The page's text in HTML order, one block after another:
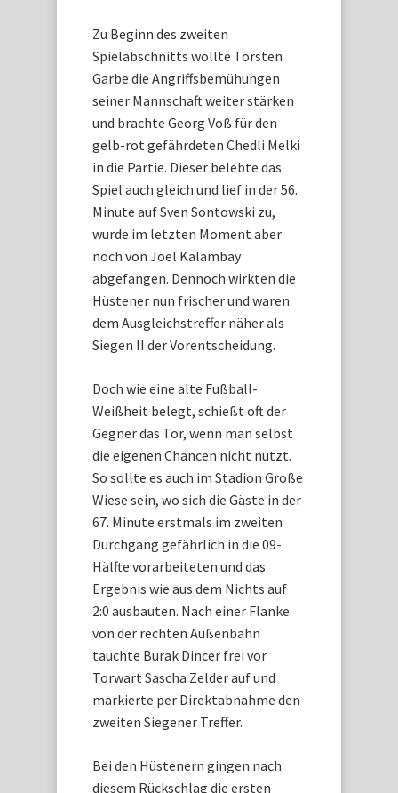
Zu Beginn des zweiten
Spielabschnitts wollte Torsten
Garbe die Angriffsbemühungen
seiner Mannschaft weiter stärken
und brachte Georg Voß für den
gelb-rot gefährdeten Chedli Melki
in die Partie. Dieser belebte das
Spiel auch gleich und lief in der 56.
Minute auf Sven Sontowski zu,
wurde im letzten Moment aber
noch von Joel Kalambay
abgefangen. Dennoch wirkten die
Hüstener nun frischer und waren
dem Ausgleichstreffer näher als
Siegen II der Vorentscheidung.
Doch wie eine alte Fußball-
Weißheit belegt, schießt oft der
Gegner das Tor, wenn man selbst
die eigenen Chancen nicht nutzt.
So sollte es auch im Stadion Große
Wiese sein, wo sich die Gäste in der
67. Minute erstmals im zweiten
Durchgang gefährlich in die 09-
Hälfte vorarbeiteten und das
Ergebnis wie aus dem Nichts auf
2:0 ausbauten. Nach einer Flanke
von der rechten Außenbahn
tauchte Burak Dincer frei vor
Torwart Sascha Zelder auf und
markierte per Direktabnahme den
zweiten Siegener Treffer.
Bei den Hüstenern gingen nach
diesem Rückschlag die ersten